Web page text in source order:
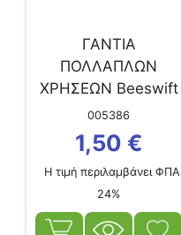
ΓΑΝΤΙΑ
ΠΟΛΛΑΠΛΩΝ
ΧΡΗΣΕΩΝ Beeswift
ΛΑΤΕΞ ΠΟΡΤΟΚΑΛΙ
L
005386
1,50 €
Η τιμή περιλαμβάνει ΦΠΑ
24%